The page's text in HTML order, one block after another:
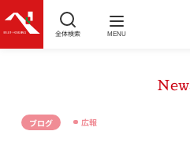
全体検索 MENU
ブログ 広報